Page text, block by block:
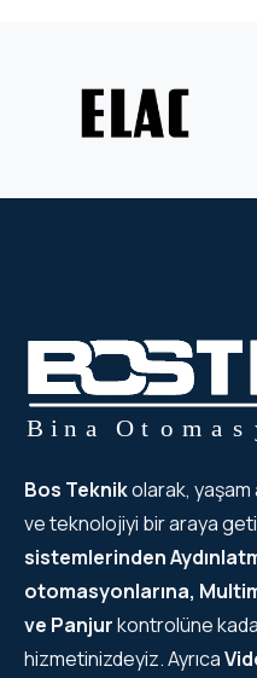
Bos Teknikolarak, yaşam
ve teknolojiyi bir araya
sistemlerinden
otomasyonlarına,
ve Panjurkontrolüne
hizmetinizdeyiz. Ayrıca